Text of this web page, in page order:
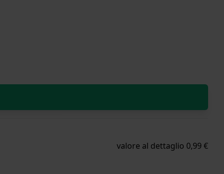
valore al dettaglio 0,99 €